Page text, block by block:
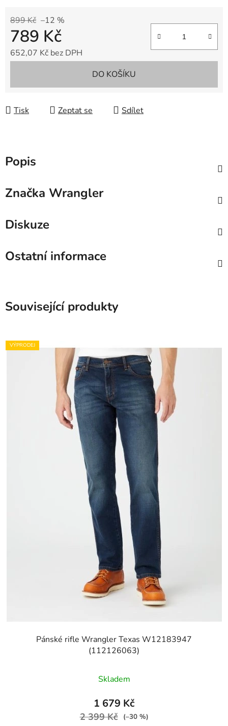
899 Kč –12 %
789 Kč
652,07 Kč bez DPH
DO KOŠÍKU
Tisk Zeptat se Sdílet
Popis
Značka Wrangler
Diskuze
Ostatní informace
Související produkty
VÝPRODEJ
Pánské rifle Wrangler Texas W12183947
(112126063)
Skladem
1 679 Kč
2 399 Kč (–30 %)